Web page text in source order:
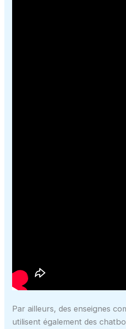
Par ailleurs, des enseignes
utilisent également des